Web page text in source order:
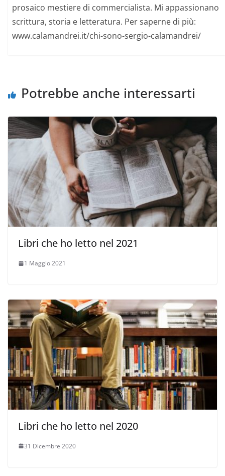
prosaico mestiere di commercialista. Mi appassionano
scrittura, storia e letteratura. Per saperne di più:
www.calamandrei.it/chi-sono-sergio-calamandrei/
Potrebbe anche interessarti
Libri che ho letto nel 2021
1 Maggio 2021
Libri che ho letto nel 2020
31 Dicembre 2020